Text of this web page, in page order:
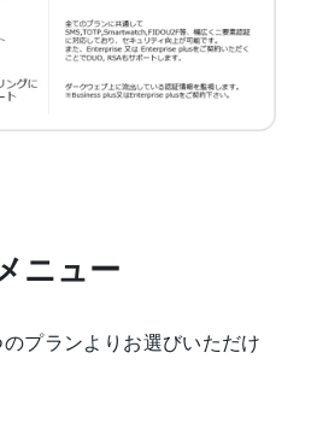
ニュー
プランよりお選びいただけ